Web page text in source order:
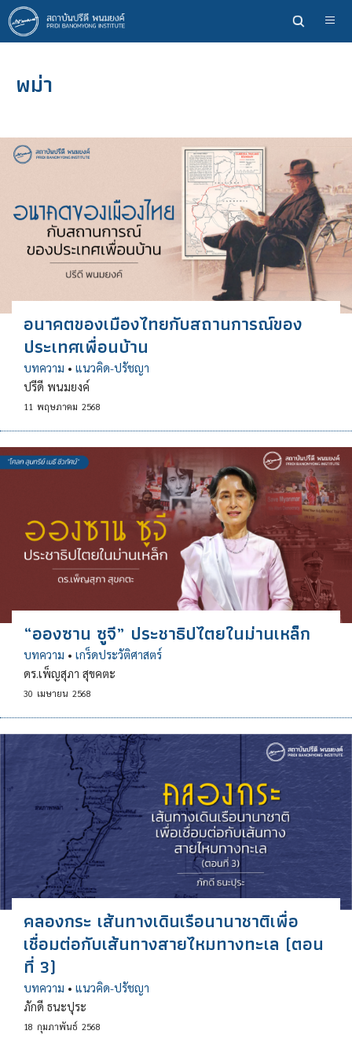
ข้าม
ไป
ยัง
หลักพม่า
อนาคตของเมืองไทยกับสถานการณ์ของ
ประเทศเพื่อนบ้าน
บทความ • แนวคิด-ปรัชญา
ปรีดี พนมยงค์
11 พฤษภาคม 2568
“อองซาน ซูจี” ประชาธิปไตยในม่านเหล็ก
บทความ • เกร็ดประวัติศาสตร์
ดร.เพ็ญสุภา สุขคตะ
30 เมษายน 2568
คลองกระ เส้นทางเดินเรือนานาชาติเพื่อ
เชื่อมต่อกับเส้นทางสายไหมทางทะเล (ตอน
ที่ 3)
บทความ • แนวคิด-ปรัชญา
ภักดี ธนะปุระ
18 กุมภาพันธ์ 2568